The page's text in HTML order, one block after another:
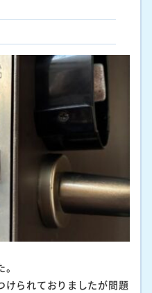
けられておりましたが問題